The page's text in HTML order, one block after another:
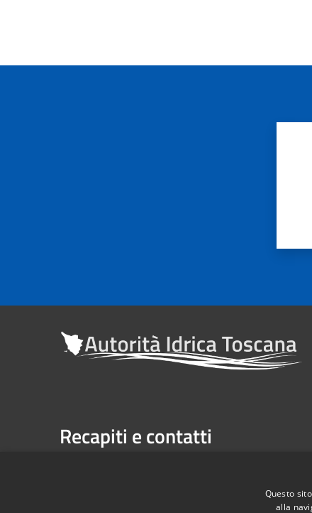
Recapiti e contatti
Casella Postale n. 1485 | U.P. Firenze, 7 Via G.
Questo
alla